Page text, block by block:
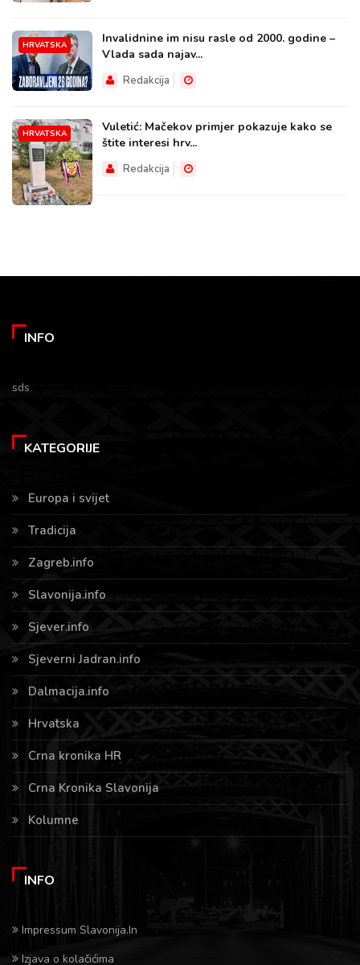
HRVATSKA
Invalidnine im nisu rasle od 2000. godine –
Vlada sada najav...
Redakcija
HRVATSKA
Vuletić: Mačekov primjer pokazuje kako se
štite interesi hrv...
Redakcija
INFO
sds
KATEGORIJE
Europa i svijet
Tradicija
Zagreb.info
Slavonija.info
Sjever.info
Sjeverni Jadran.info
Dalmacija.info
Hrvatska
Crna kronika HR
Crna Kronika Slavonija
Kolumne
INFO
Impressum Slavonija.In
Izjava o kolačićima